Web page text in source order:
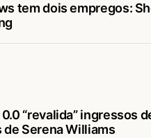
tem dois empregos:
“revalida” ingressos
Serena Williams